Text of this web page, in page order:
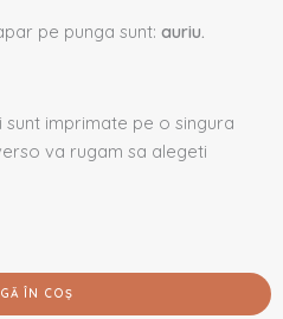
pe punga sunt: auriu.
sunt imprimate pe o singura
va rugam sa alegeti
ÎN COȘ